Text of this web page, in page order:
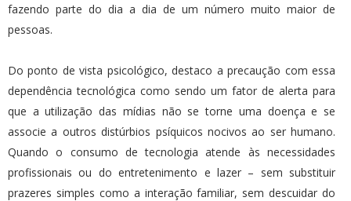
fazendo parte do dia a dia de um número muito maior de
pessoas.
Do ponto de vista psicológico, destaco a precaução com essa
dependência tecnológica como sendo um fator de alerta para
que a utilização das mídias não se torne uma doença e se
associe a outros distúrbios psíquicos nocivos ao ser humano.
Quando o consumo de tecnologia atende às necessidades
profissionais ou do entretenimento e lazer – sem substituir
prazeres simples como a interação familiar, sem descuidar do